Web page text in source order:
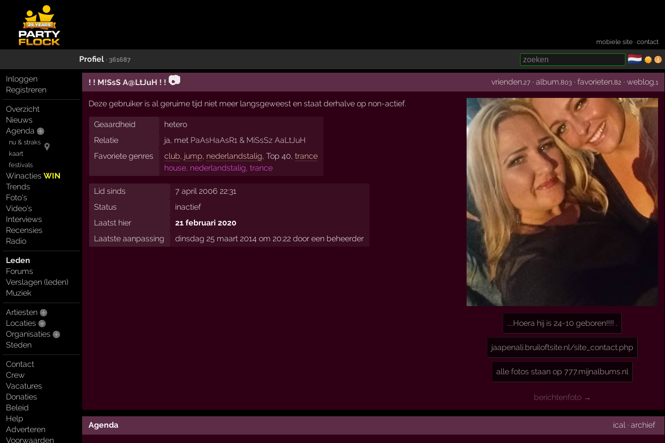
mobiele site ·contact
Profiel · 361687 🇳🇱
Inloggen
Registreren
Overzicht
Nieuws
Agenda
nu & straks
kaart
festivals
WinactiesWIN
Trends
Foto's
Video's
Interviews
Recensies
Radio
Leden
Forums
Verslagen (leden)
Muziek
Artiesten
Locaties
Organisaties
Steden
Contact
Crew
Vacatures
Donaties
Beleid
Help
Adverteren
Voorwaarden
! ! M!SsS A@LtJuH ! ! 📷 vrienden ,27 ·album ,803 ·favorieten ,82 ·weblog ,1
....Hoera hij is 24-10 geboren!!!! .
jaapenali.bruiloftsite.nl/site_contact.php
alle fotos staan op 777.mijnalbums.nl
berichtenfoto →
Deze gebruiker is al geruime tijd niet meer langsgeweest en staat derhalve op non-actief.
Geaardheid
hetero
Relatie
ja, met PaAsHaAsR1 & MiSsSz AaLtJuH
Favoriete genres
club, jump, nederlandstalig, Top 40,trance
house, nederlandstalig, trance
Lid sinds
7 april 2006 22:31
Status
inactief
Laatst hier
21 februari 2020
Laatste aanpassing
dinsdag 25 maart 2014 om 20:22 door een beheerder
Agenda ical· archief